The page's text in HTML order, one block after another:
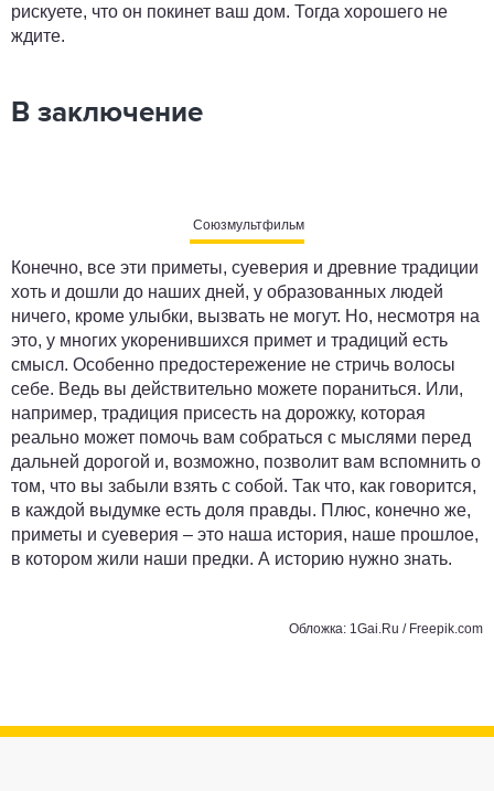
рискуете, что он покинет ваш дом. Тогда хорошего не
ждите.
В заключение
Союзмультфильм
Конечно, все эти приметы, суеверия и древние традиции
хоть и дошли до наших дней, у образованных людей
ничего, кроме улыбки, вызвать не могут. Но, несмотря на
это, у многих укоренившихся примет и традиций есть
смысл. Особенно предостережение не стричь волосы
себе. Ведь вы действительно можете пораниться. Или,
например, традиция присесть на дорожку, которая
реально может помочь вам собраться с мыслями перед
дальней дорогой и, возможно, позволит вам вспомнить о
том, что вы забыли взять с собой. Так что, как говорится,
в каждой выдумке есть доля правды. Плюс, конечно же,
приметы и суеверия – это наша история, наше прошлое,
в котором жили наши предки. А историю нужно знать.
Обложка: 1Gai.Ru / Freepik.com